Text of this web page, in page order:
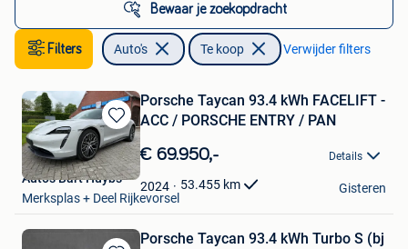
Bewaar je zoekopdracht
Filters Auto's Te koop Verwijder filters
Bewaren
in
Mijn
Favorieten
Porsche Taycan 93.4 kWh FACELIFT -
ACC / PORSCHE ENTRY / PAN
€ 69.950,- Details
2024 53.455 km
Auto's Bart Huybs
Merksplas + Deel Rijkevorsel
Gisteren
Porsche Taycan 93.4 kWh Turbo S (bj